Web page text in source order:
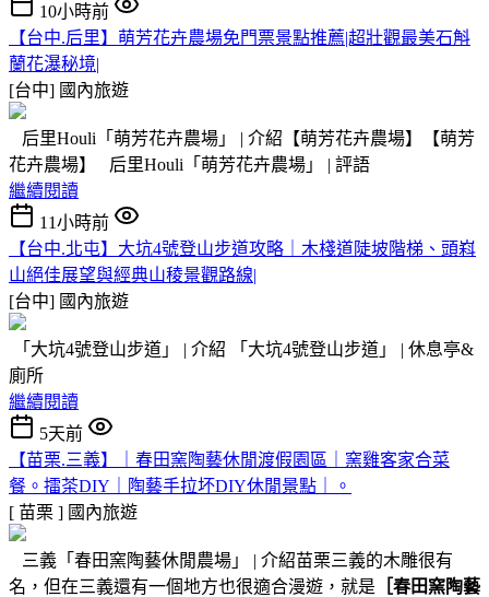
10小時前
【台中.后里】萌芳花卉農場免門票景點推薦|超壯觀最美石斛
蘭花瀑秘境|
[台中] 國內旅遊
后里Houli「萌芳花卉農場」 | 介紹【萌芳花卉農場】【萌芳
花卉農場】 后里Houli「萌芳花卉農場」 | 評語
繼續閱讀
11小時前
【台中.北屯】大坑4號登山步道攻略｜木棧道陡坡階梯、頭嵙
山絕佳展望與經典山稜景觀路線|
[台中] 國內旅遊
「大坑4號登山步道」 | 介紹 「大坑4號登山步道」 | 休息亭&
廁所
繼續閱讀
5天前
【苗栗.三義】｜春田窯陶藝休閒渡假園區｜窯雞客家合菜
餐。擂茶DIY｜陶藝手拉坏DIY休閒景點｜。
[ 苗栗 ] 國內旅遊
三義「春田窯陶藝休閒農場」 | 介紹苗栗三義的木雕很有
名，但在三義還有一個地方也很適合漫遊，就是 ［春田窯陶藝